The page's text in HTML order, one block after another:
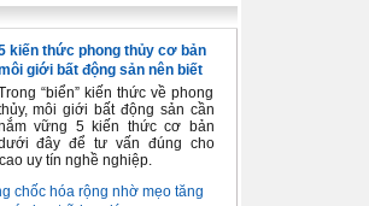
kiến thức phong thủy cơ bản
giới bất động sản nên biết
“biển” kiến thức về phong
môi giới bất động sản cần
vững 5 kiến thức cơ bản
đây để tư vấn đúng cho
uy tín nghề nghiệp.
chốc hóa rộng nhờ mẹo tăng